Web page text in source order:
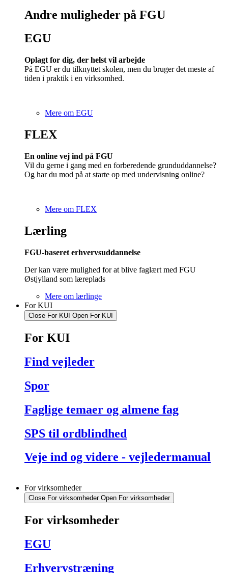
Andre muligheder på FGU
EGU​
Oplagt for dig, der helst vil arbejde
På EGU er du tilknyttet skolen, men du bruger det meste af
tiden i praktik i en virksomhed.
Mere om EGU
FLEX
En online vej ind på FGU
Vil du gerne i gang med en forberedende grunduddannelse?
Og har du mod på at starte op med undervisning online?
Mere om FLEX
Lærling
FGU-baseret erhvervsuddannelse
Der kan være mulighed for at blive faglært med FGU
Østjylland som læreplads
Mere om lærlinge
For KUI
Close For KUI Open For KUI
For KUI
Find vejleder
Spor
Faglige temaer og almene fag
SPS til ordblindhed
Veje ind og videre - vejledermanual
For virksomheder
Close For virksomheder Open For virksomheder
For virksomheder
EGU
Erhvervstræning